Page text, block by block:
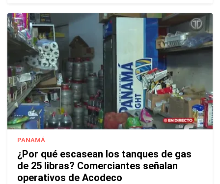
PANAMÁ
¿Por qué escasean los tanques de gas
de 25 libras? Comerciantes señalan
operativos de Acodeco